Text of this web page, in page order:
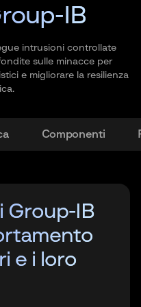
IB
intrusioni controllate
sulle minacce per
e migliorare la resilienza
Componenti
Group-IB
servizi
Group-IB
e i loro
reale
le prestazioni del
ma
di identificare e
Red
i team:
Group-IB
servizi
Group-IB
e i loro